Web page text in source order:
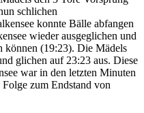
schlichen
konnte Bälle abfangen
wieder ausgeglichen und
können (19:23). Die Mädels
glichen auf 23:23 aus. Diese
war in den letzten Minuten
zum Endstand von